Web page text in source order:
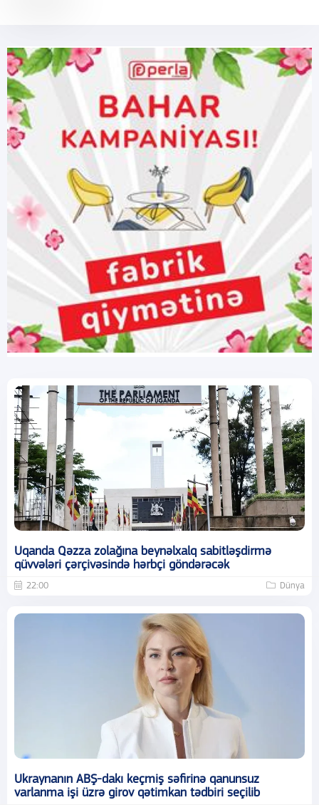
Uqanda Qəzza zolağına beynəlxalq sabitləşdirmə
qüvvələri çərçivəsində hərbçi göndərəcək
22:00 Dünya
Ukraynanın ABŞ-dakı keçmiş səfirinə qanunsuz
varlanma işi üzrə girov qətimkan tədbiri seçilib